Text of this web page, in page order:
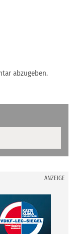
abzugeben.
ANZEIGE